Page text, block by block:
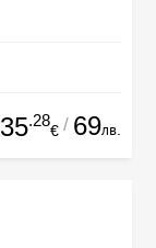
35.28
€ / 69лв.